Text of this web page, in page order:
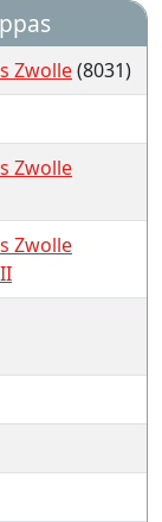
Zwolle(8031)
Zwolle
Zwolle